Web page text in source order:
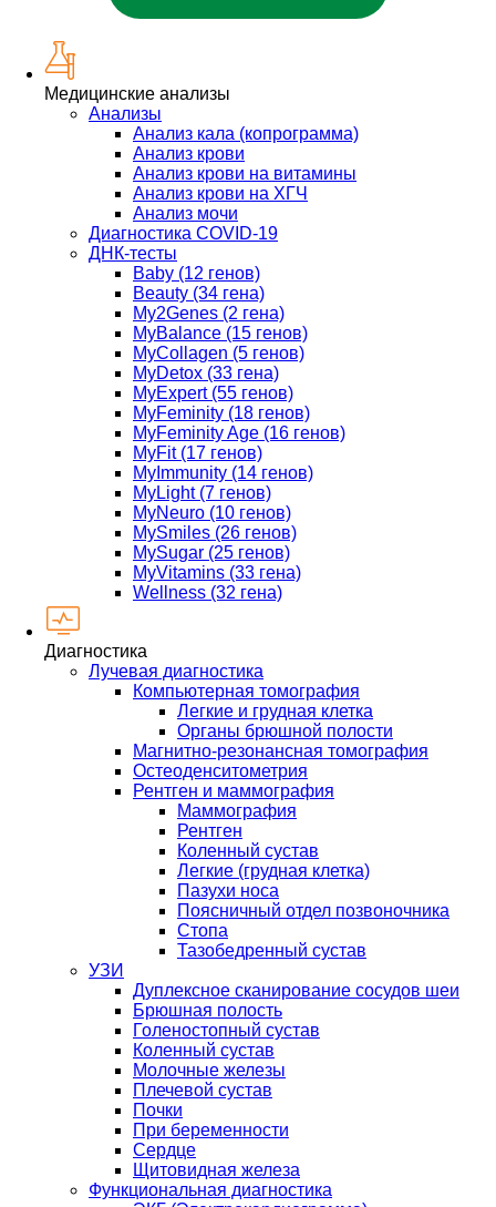
Медицинские анализы
Анализы
Анализ кала (копрограмма)
Анализ крови
Анализ крови на витамины
Анализ крови на ХГЧ
Анализ мочи
Диагностика COVID-19
ДНК-тесты
Baby (12 генов)
Beauty (34 гена)
My2Genes (2 гена)
MyBalance (15 генов)
MyCollagen (5 генов)
MyDetox (33 гена)
MyExpert (55 генов)
MyFeminity (18 генов)
MyFeminity Age (16 генов)
MyFit (17 генов)
MyImmunity (14 генов)
MyLight (7 генов)
MyNeuro (10 генов)
MySmiles (26 генов)
MySugar (25 генов)
MyVitamins (33 гена)
Wellness (32 гена)
Диагностика
Лучевая диагностика
Компьютерная томография
Легкие и грудная клетка
Органы брюшной полости
Магнитно-резонансная томография
Остеоденситометрия
Рентген и маммография
Маммография
Рентген
Коленный сустав
Легкие (грудная клетка)
Пазухи носа
Поясничный отдел позвоночника
Стопа
Тазобедренный сустав
УЗИ
Дуплексное сканирование сосудов шеи
Брюшная полость
Голеностопный сустав
Коленный сустав
Молочные железы
Плечевой сустав
Почки
При беременности
Сердце
Щитовидная железа
Функциональная диагностика